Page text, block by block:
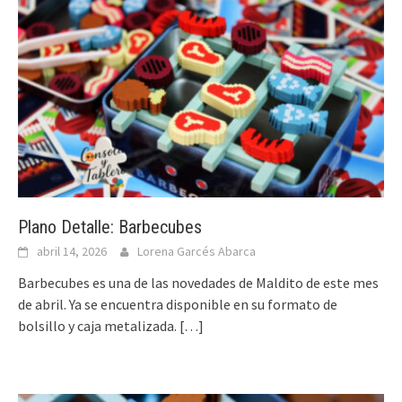
Plano Detalle: Barbecubes
abril 14, 2026 Lorena Garcés Abarca
Barbecubes es una de las novedades de Maldito de este mes
de abril. Ya se encuentra disponible en su formato de
bolsillo y caja metalizada. […]